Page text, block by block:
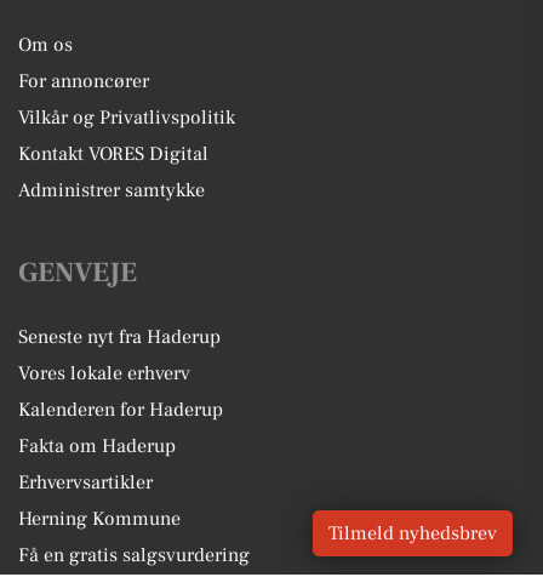
Om os
For annoncører
Vilkår og Privatlivspolitik
Kontakt VORES Digital
Administrer samtykke
GENVEJE
Seneste nyt fra Haderup
Vores lokale erhverv
Kalenderen for Haderup
Fakta om Haderup
Erhvervsartikler
Herning Kommune
Få en gratis salgsvurdering
Tilmeld nyhedsbrev